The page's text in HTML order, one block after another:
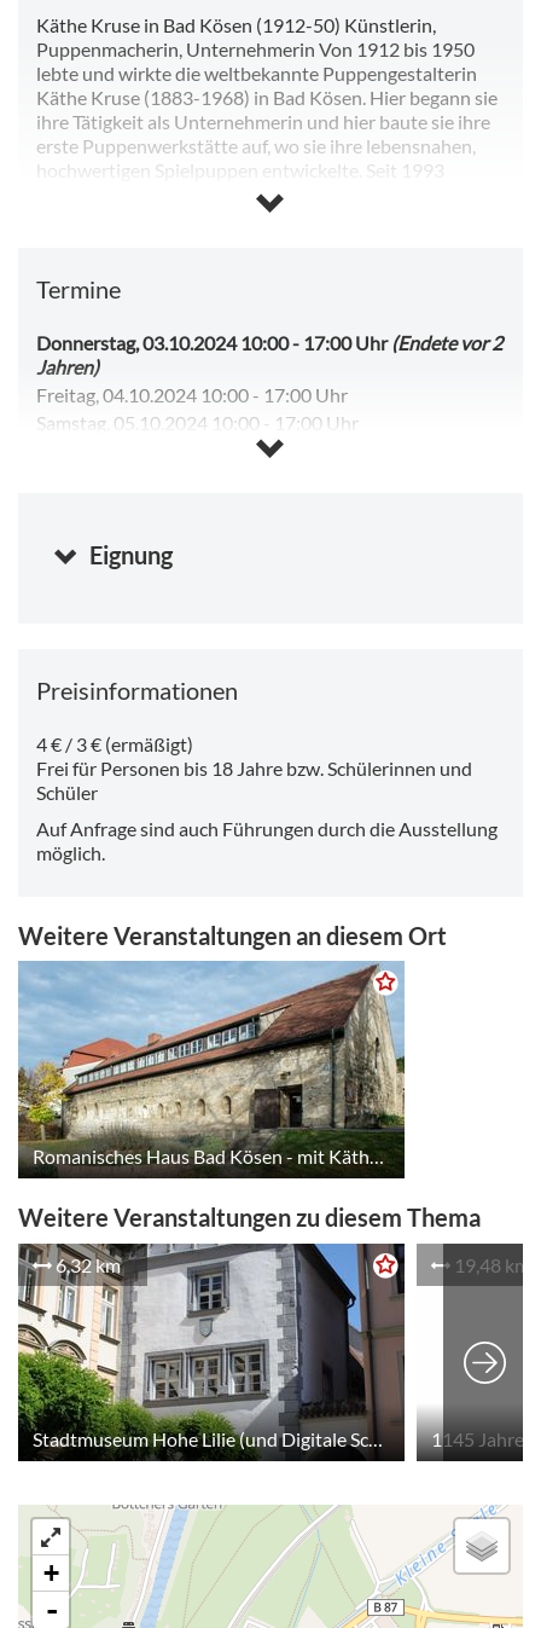
Käthe Kruse in Bad Kösen (1912-50) Künstlerin,
Puppenmacherin, Unternehmerin Von 1912 bis 1950
lebte und wirkte die weltbekannte Puppengestalterin
Käthe Kruse (1883-1968) in Bad Kösen. Hier begann sie
ihre Tätigkeit als Unternehmerin und hier baute sie ihre
erste Puppenwerkstätte auf, wo sie ihre lebensnahen,
hochwertigen Spielpuppen entwickelte. Seit 1993
erinnert im Romanischen Haus Bad Kösen eine ständige
Ausstellung an Käthe Kruse. Über 300 Puppen zählt die
Sandbaby oder Bambino. Von den kleinen
Schaufensterpuppe ist alles vertreten, was in den
Kösener Werkstätten hergestellt wurde.
Termine
Donnerstag, 03.10.2024 10:00- 17:00 Uhr(Endete vor 2
Jahren)
Freitag, 04.10.2024 10:00 - 17:00 Uhr
Samstag, 05.10.2024 10:00 - 17:00 Uhr
Sonntag, 06.10.2024 10:00-17:00 Uhr
Dienstag, 11.08.2026 10:00
Eignung
Preisinformationen
4 € / 3 € (ermäßigt)
Frei für Personen bis 18 Jahre bzw. Schülerinnen und
Schüler
Auf Anfrage sind auch Führungen durch die Ausstellung
möglich.
Weitere Veranstaltungen an diesem Ort
Romanisches Haus Bad Kösen - mit Käthe-Kruse-Puppenausstellung
Weitere Veranstaltungen zu diesem Thema
6,32 km 19,48 km
1145 Jahre
+
-